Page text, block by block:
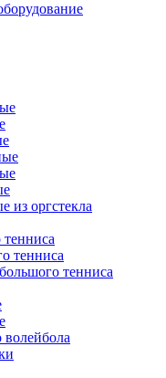
из оргстекла
тенниса
тенниса